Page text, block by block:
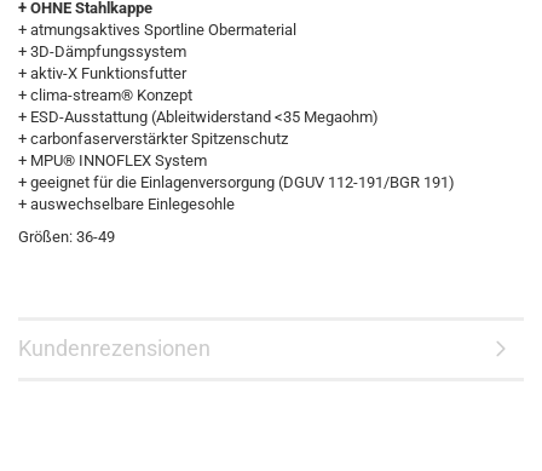
+ OHNE Stahlkappe
+ atmungsaktives Sportline Obermaterial
+ 3D-Dämpfungssystem
+ aktiv-X Funktionsfutter
+ clima-stream® Konzept
+ ESD-Ausstattung (Ableitwiderstand <35 Megaohm)
+ carbonfaserverstärkter Spitzenschutz
+ MPU® INNOFLEX System
+ geeignet für die Einlagenversorgung (DGUV 112-191/BGR 191)
+ auswechselbare Einlegesohle
Größen: 36-49
Kundenrezensionen